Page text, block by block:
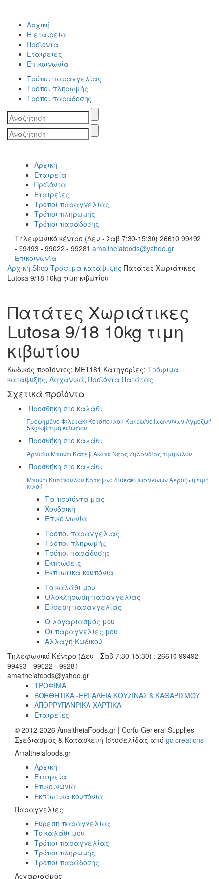
Αρχική
Η εταιρεία
Προϊόντα
Εταιρείες
Επικοινωνία
Τρόποι παραγγελίας
Τρόποι πληρωμής
Τρόποι παράδοσης
Search
for:
Search
for:
Αρχική
Εταιρεία
Προϊόντα
Εταιρείες
Τρόποι παραγγελίας
Τρόποι πληρωμής
Τρόποι παράδοσης
Τηλεφωνικό κέντρο (Δευ - Σαβ 7:30-15:30) 26610 99492
- 99493 - 99022 - 99281 amaltheiafoods@yahoo.gr
Επικοινωνία
Αρχική Shop Τρόφιμα κατάψυξης Πατάτες Χωριάτικες
Lutosa 9/18 10kg τιμη κιβωτίου
Πατάτες Χωριάτικες
Lutosa 9/18 10kg τιμη
κιβωτίου
Κωδικός προϊόντος: ΜΕΤ181 Κατηγορίες: Τρόφιμα
κατάψυξης, Λαχανικά, Προϊόντα Πατάτας
Σχετικά προϊόντα
Προσθήκη στο καλάθι
Προψημένο Φιλετάκι Κοτόπουλου Κατεψ/νο Ιωαννίνων Αγροζωή
5Kg/κιβ τιμή κιβωτίου
Προσθήκη στο καλάθι
Αρνίσιο Μπούτι Κατεψ.Άκοπο Νέας Ζηλανδίας τιμη κιλου
Προσθήκη στο καλάθι
Μπούτι Κοτόπουλου Κατεψ/νο δισκάκι Ιωαννίνων Αγροζωή τιμή
κιλού
Τα προϊόντα μας
Χονδρική
Επικοινωνία
Τρόποι παραγγελίας
Τρόποι πληρωμής
Τρόποι παράδοσης
Εκπτώσεις
Εκπτωτικά κουπόνια
Το καλάθι μου
Ολοκλήρωση παραγγελίας
Εύρεση παραγγελίας
Ο λογαριασμός μου
Οι παραγγελίες μου
Αλλαγή Κωδικού
Τηλεφωνικό Κέντρο (Δευ - Σαβ 7:30-15:30) : 26610 99492 -
99493 - 99022 - 99281
amaltheiafoods@yahoo.gr
ΤΡΟΦΙΜΑ
ΒΟΗΘΗΤΙΚΑ -ΕΡΓΑΛΕΙΑ ΚΟΥΖΙΝΑΣ & ΚΑΘΑΡΙΣΜΟΥ
ΑΠΟΡΡΥΠΑΝΡΙΚΑ-ΧΑΡΤΙΚΑ
Εταιρείες
© 2012-2026 AmaltheiaFoods.gr | Corfu General Supplies
Σχεδιασμός & Κατασκευή Ιστοσελίδας από go creations
Amaltheiafoods.gr
Αρχική
Εταιρεία
Επικοινωνία
Εκπτωτικά κουπόνια
Παραγγελίες
Εύρεση παραγγελίας
Το καλάθι μου
Τρόποι παραγγελίας
Τρόποι πληρωμής
Τρόποι παράδοσης
Λογαριασμός